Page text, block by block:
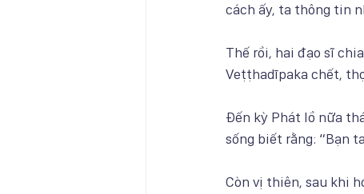
cách ấy, ta thông tin
Thế rồi, hai đạo sĩ
Veṭṭhadīpaka chết,
Đến kỳ Phát lồ nữa
sống biết rằng: “Bạn
Còn vị thiên, sau khi